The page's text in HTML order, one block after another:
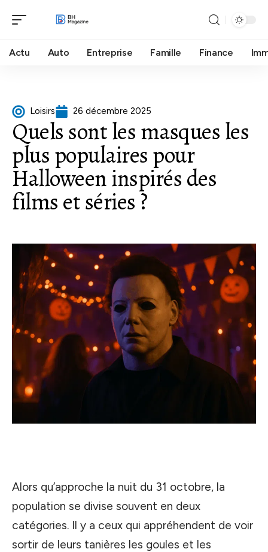
Actu Auto Entreprise Famille Finance
Loisirs 26 décembre 2025
Quels sont les masques les
plus populaires pour
Halloween inspirés des
films et séries ?
Alors qu’approche la nuit du 31 octobre, la
population se divise souvent en deux
catégories. Il y a ceux qui appréhendent de voir
sortir de leurs tanières les goules et les